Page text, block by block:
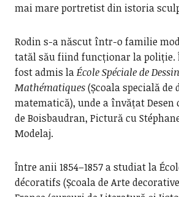
mai mare portretist din istoria
Rodin s-a născut într-o familie
tatăl său fiind funcționar la poliție.
fost admis laÉcole Spéciale de
Mathématiques(Școala specială de
matematică), unde a învățat Desen
de Boisbaudran, Pictură cu
Modelaj.
Între anii 1854–1857 a studiat la
décoratifs (Școala de Arte